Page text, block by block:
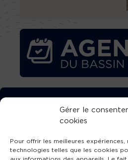
Gérer le
cookies
Pour offrir les meilleures expériences,
technologies telles que les cookies
TÉLÉCHARGEZ